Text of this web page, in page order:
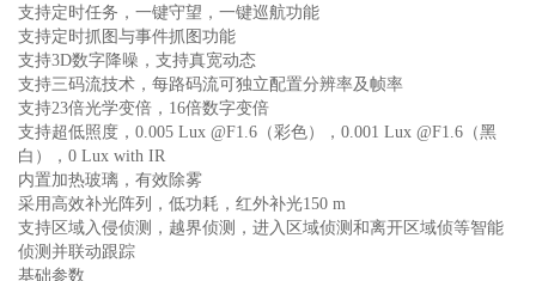
支持定时任务，一键守望，一键巡航功能
支持定时抓图与事件抓图功能
支持3D数字降噪，支持真宽动态
支持三码流技术，每路码流可独立配置分辨率及帧率
支持23倍光学变倍，16倍数字变倍
支持超低照度，0.005 Lux @F1.6（彩色），0.001 Lux @F1.6（黑
白），0 Lux with IR
内置加热玻璃，有效除雾
采用高效补光阵列，低功耗，红外补光150 m
支持区域入侵侦测，越界侦测，进入区域侦测和离开区域侦等智能
侦测并联动跟踪
基础参数